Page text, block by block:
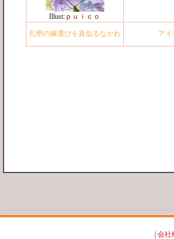
Illust: ｐｕｉｃｏ
孔明の嫁選びを真似るなかれ アイ
会社